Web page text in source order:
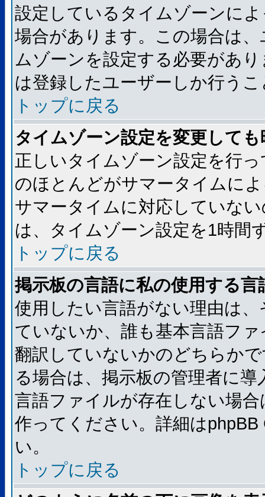
設定しているタイムゾーンに
場合があります。この場合は
ムゾーンを設定する必要があ
は登録したユーザーしか行う
トップに戻る
タイムゾーン設定を変更して
正しいタイムゾーン設定を行
のほとんどがサマータイムに
サマータイムに対応していな
は、タイムゾーン設定を1時間
トップに戻る
掲示板の言語に私の使用する
使用したい言語がない理由は
ていないか、誰も基本言語フ
翻訳していないかのどちらか
る場合は、掲示板の管理者に
言語ファイルが存在しない場
作ってください。詳細は
い。
トップに戻る